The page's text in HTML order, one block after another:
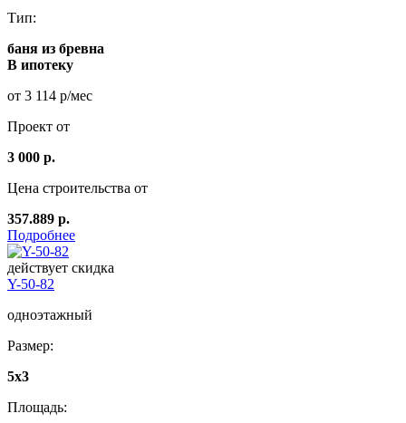
Тип:
баня из бревна
В ипотеку
от 3 114 р/мес
Проект от
3 000 р.
Цена строительства от
357.889 р.
Подробнее
действует скидка
Y-50-82
одноэтажный
Размер:
5x3
Площадь: